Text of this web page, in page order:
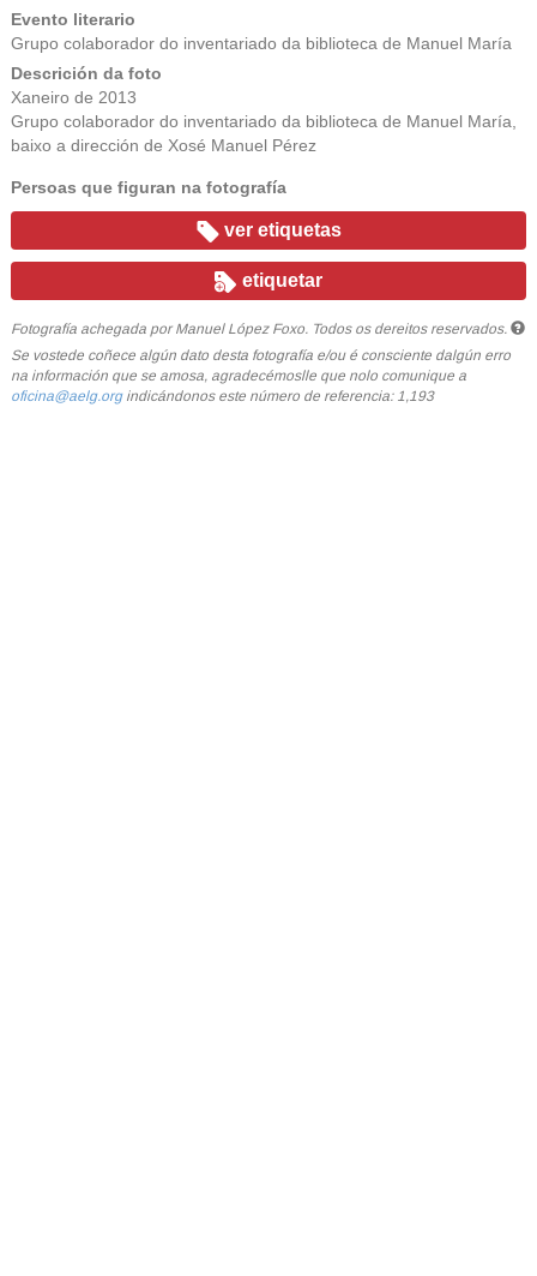
Evento literario
Grupo colaborador do inventariado da biblioteca de Manuel María
Descrición da foto
Xaneiro de 2013
Grupo colaborador do inventariado da biblioteca de Manuel María,
baixo a dirección de Xosé Manuel Pérez
Persoas que figuran na fotografía
ver etiquetas
etiquetar
Fotografía achegada por Manuel López Foxo. Todos os dereitos reservados.
Se vostede coñece algún dato desta fotografía e/ou é consciente dalgún erro
na información que se amosa, agradecémoslle que nolo comunique a
oficina@aelg.orgindicándonos este número de referencia: 1,193